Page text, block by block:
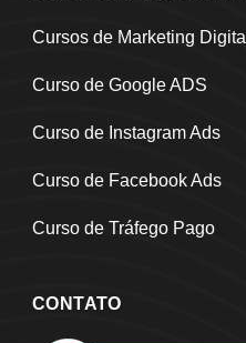
Cursos de Marketing Digital
Curso de Google ADS
Curso de Instagram Ads
Curso de Facebook Ads
Curso de Tráfego Pago
CONTATO